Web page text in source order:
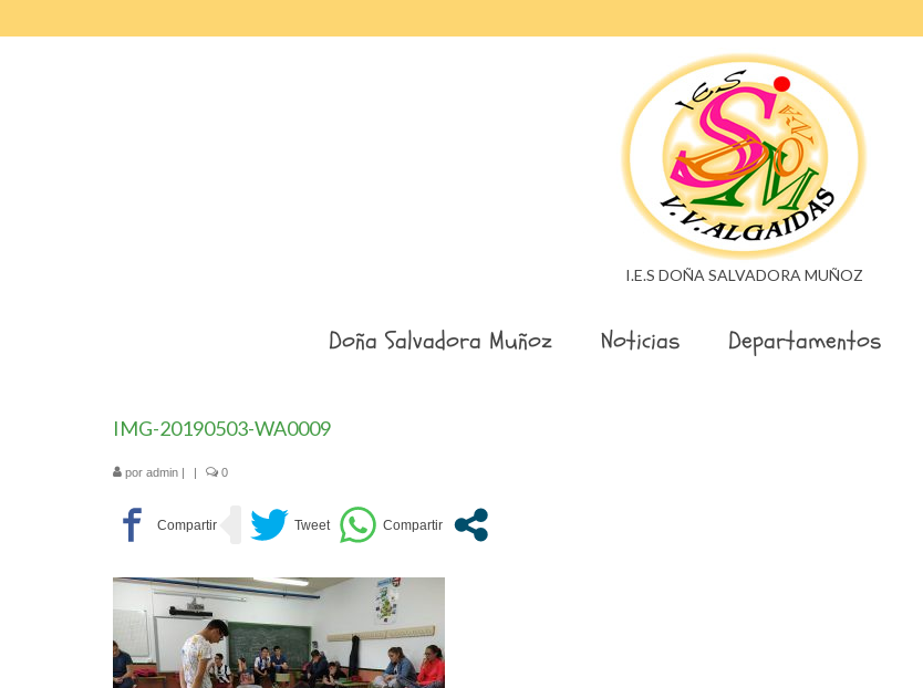
I.E.S DOÑA SALVADORA MUÑOZ
Doña Salvadora Muñoz Noticias Departamentos
IMG-20190503-WA0009
por admin | | 0